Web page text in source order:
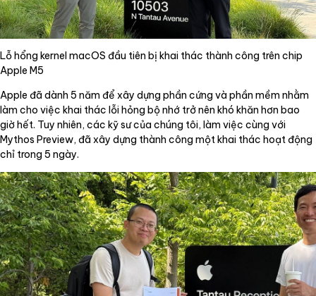
Lỗ hổng kernel macOS đầu tiên bị khai thác thành công trên chip
Apple M5
Apple đã dành 5 năm để xây dựng phần cứng và phần mềm nhằm
làm cho việc khai thác lỗi hỏng bộ nhớ trở nên khó khăn hơn bao
giờ hết. Tuy nhiên, các kỹ sư của chúng tôi, làm việc cùng với
Mythos Preview, đã xây dựng thành công một khai thác hoạt động
chỉ trong 5 ngày.